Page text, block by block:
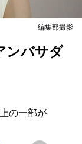
編集部撮影
ンバサダ
の一部が